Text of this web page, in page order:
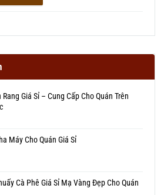
Giá Sỉ – Cung Cấp Cho Quán Trên
Máy Cho Quán Giá Sỉ
Cà Phê Giá Sỉ Mạ Vàng Đẹp Cho Quán